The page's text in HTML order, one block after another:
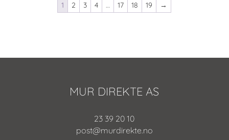
1 2 3 4 … 17 18 19 →
MUR DIREKTE AS
23 39 20 10
post@murdirekte.no